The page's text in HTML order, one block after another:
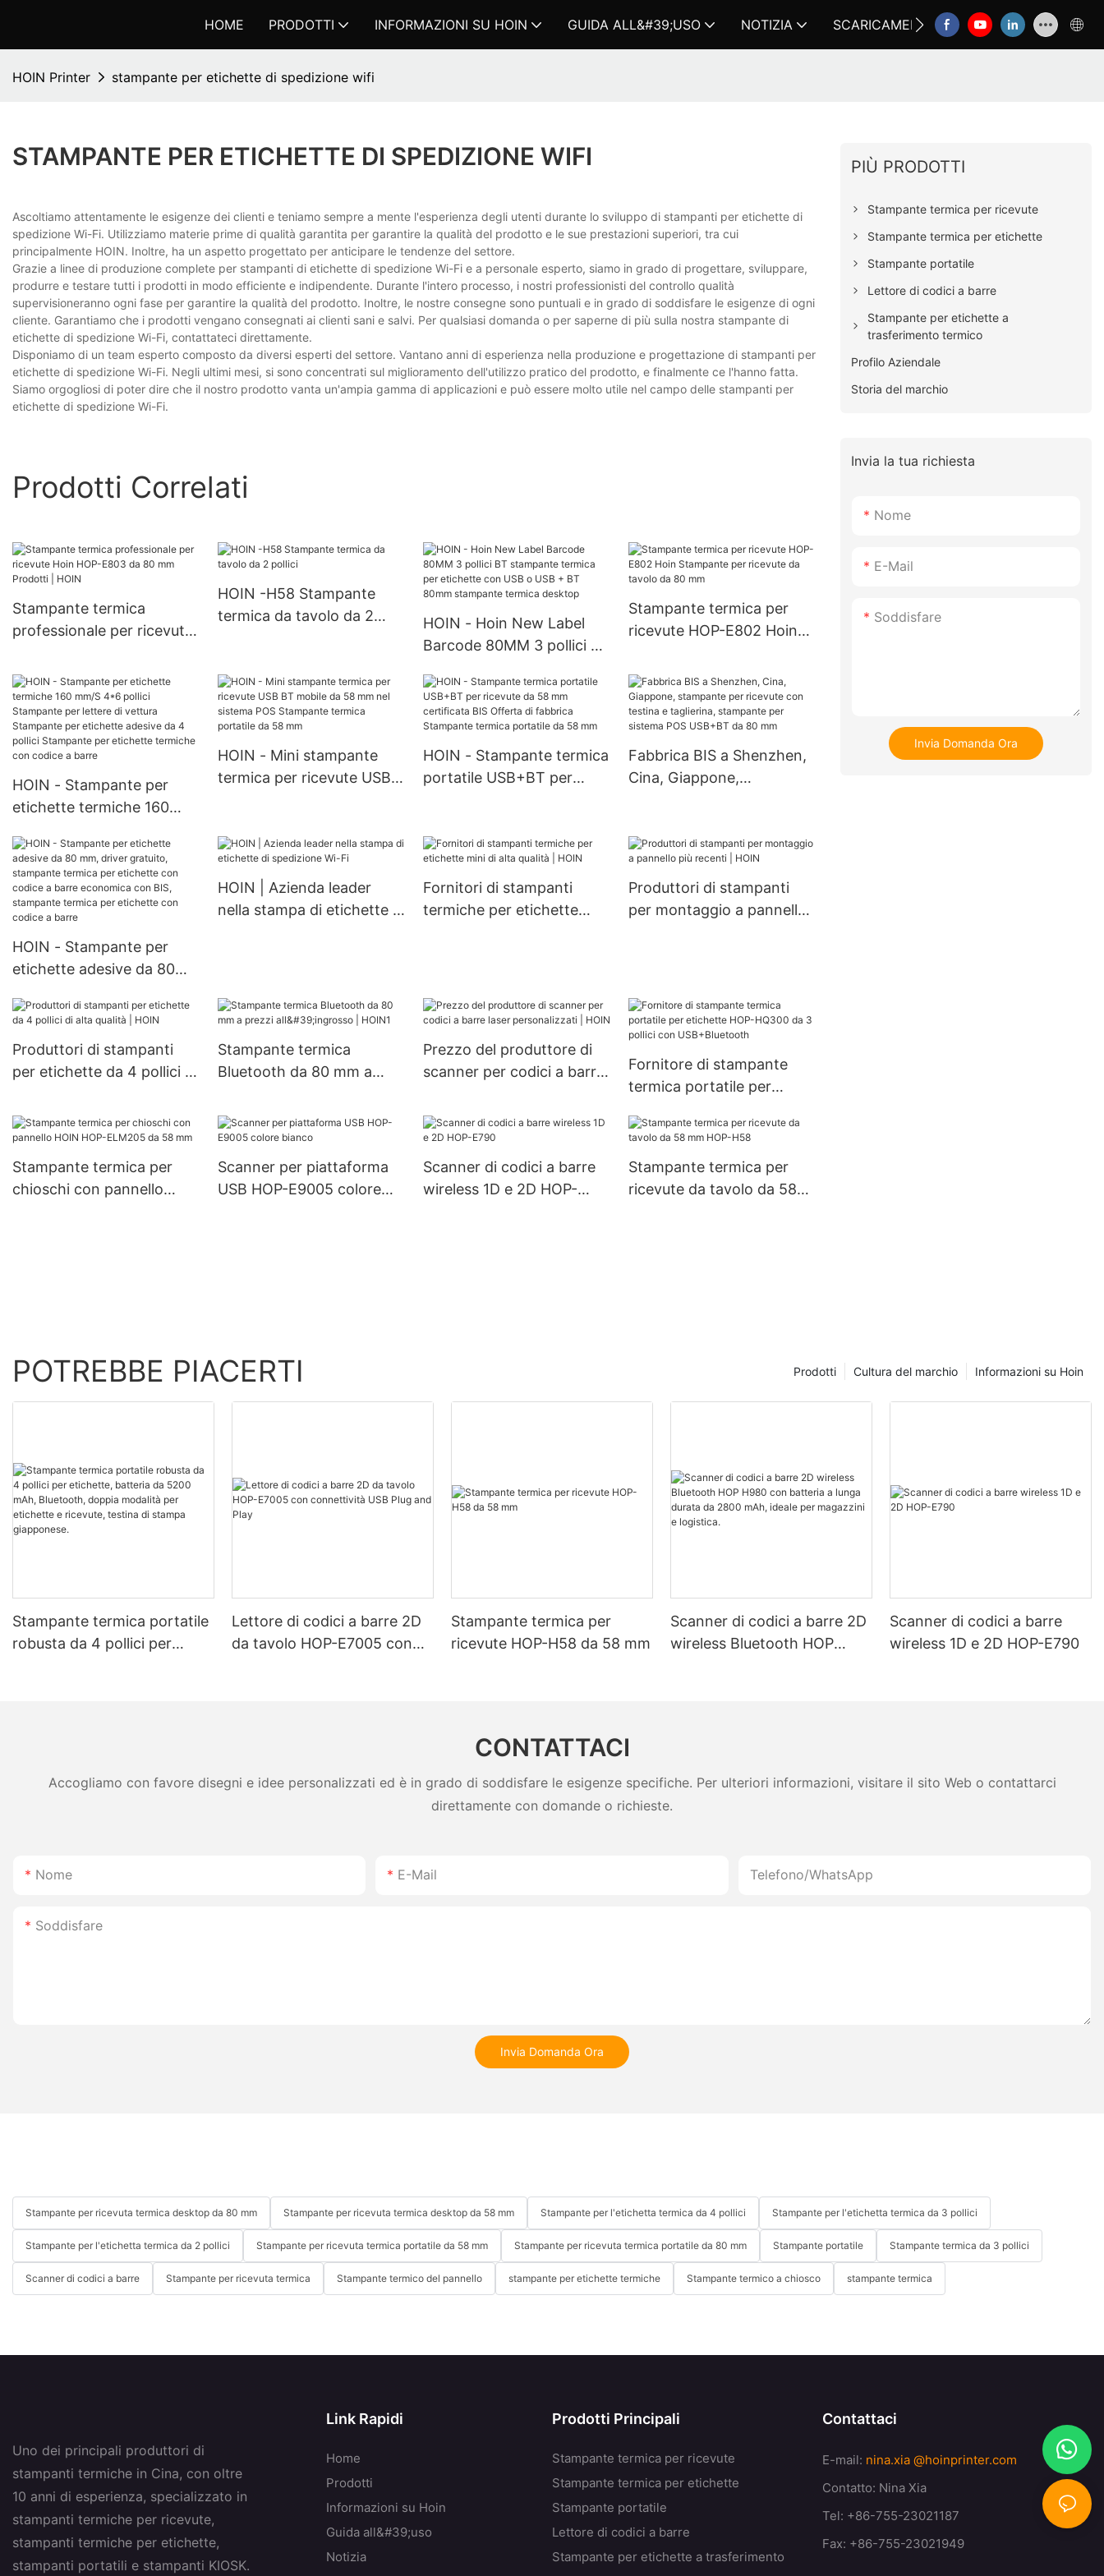
HOME PRODOTTI INFORMAZIONI SU HOIN GUIDA ALL&#39;USO NOTIZIA SCARICAMENTO CONTATTACI
HOIN Printer stampante per etichette di spedizione wifi
STAMPANTE PER ETICHETTE DI SPEDIZIONE WIFI
Ascoltiamo attentamente le esigenze dei clienti e teniamo sempre a mente l'esperienza degli utenti durante lo sviluppo di stampanti per etichette di
spedizione Wi-Fi. Utilizziamo materie prime di qualità garantita per garantire la qualità del prodotto e le sue prestazioni superiori, tra cui
principalmente HOIN. Inoltre, ha un aspetto progettato per anticipare le tendenze del settore.
Grazie a linee di produzione complete per stampanti di etichette di spedizione Wi-Fi e a personale esperto, siamo in grado di progettare, sviluppare,
produrre e testare tutti i prodotti in modo efficiente e indipendente. Durante l'intero processo, i nostri professionisti del controllo qualità
supervisioneranno ogni fase per garantire la qualità del prodotto. Inoltre, le nostre consegne sono puntuali e in grado di soddisfare le esigenze di ogni
cliente. Garantiamo che i prodotti vengano consegnati ai clienti sani e salvi. Per qualsiasi domanda o per saperne di più sulla nostra stampante di
etichette di spedizione Wi-Fi, contattateci direttamente.
Disponiamo di un team esperto composto da diversi esperti del settore. Vantano anni di esperienza nella produzione e progettazione di stampanti per
etichette di spedizione Wi-Fi. Negli ultimi mesi, si sono concentrati sul miglioramento dell'utilizzo pratico del prodotto, e finalmente ce l'hanno fatta.
Siamo orgogliosi di poter dire che il nostro prodotto vanta un'ampia gamma di applicazioni e può essere molto utile nel campo delle stampanti per
etichette di spedizione Wi-Fi.
Prodotti Correlati
Stampante termica
professionale per ricevute
Prodotti | HOIN
HOIN -H58 Stampante
termica da tavolo da 2
HOIN - Hoin New Label
Barcode 80MM 3 pollici BT
etichette con USB o USB +
BT 80mm stampante
termica desktop
Stampante termica per
ricevute HOP-E802 Hoin
tavolo da 80 mm
HOIN - Stampante per
etichette termiche 160
Stampante per lettere di
vettura Stampante per
etichette adesive da 4
pollici Stampante per
etichette termiche con
codice a barre
HOIN - Mini stampante
termica per ricevute USB
termica portatile da 58
mm
HOIN - Stampante termica
portatile USB+BT per
fabbrica Stampante
termica portatile da 58
mm
Fabbrica BIS a Shenzhen,
Cina, Giappone,
stampante per sistema
POS USB+BT da 80 mm
HOIN - Stampante per
etichette adesive da 80
stampante termica per
barre economica con BIS,
stampante termica per
barre
HOIN | Azienda leader
nella stampa di etichette di
Fornitori di stampanti
termiche per etichette
Produttori di stampanti
per montaggio a pannello
Produttori di stampanti
per etichette da 4 pollici di
Stampante termica
Bluetooth da 80 mm a
Prezzo del produttore di
scanner per codici a barre
Fornitore di stampante
termica portatile per
pollici con USB+Bluetooth
Stampante termica per
chioschi con pannello
Scanner per piattaforma
USB HOP-E9005 colore
Scanner di codici a barre
wireless 1D e 2D HOP-
Stampante termica per
ricevute da tavolo da 58
PIÙ PRODOTTI
Stampante termica per ricevute
Stampante termica per etichette
Stampante portatile
Lettore di codici a barre
Stampante per etichette a
trasferimento termico
Profilo Aziendale
Storia del marchio
Invia la tua richiesta
Nome
E-Mail
Soddisfare
Invia Domanda Ora
POTREBBE PIACERTI Informazioni su Hoin
Cultura del marchio
Prodotti
Stampante termica portatile
robusta da 4 pollici per
Lettore di codici a barre 2D
da tavolo HOP-E7005 con
Stampante termica per
ricevute HOP-H58 da 58 mm
Scanner di codici a barre 2D
wireless Bluetooth HOP
Scanner di codici a barre
wireless 1D e 2D HOP-E790
CONTATTACI
Accogliamo con favore disegni e idee personalizzati ed è in grado di soddisfare le esigenze specifiche. Per ulteriori informazioni, visitare il sito Web o contattarci
direttamente con domande o richieste.
Nome E-Mail Telefono/WhatsApp
Soddisfare
Invia Domanda Ora
Stampante per ricevuta termica desktop da 80 mm Stampante per ricevuta termica desktop da 58 mm Stampante per l'etichetta termica da 4 pollici Stampante per l'etichetta termica da 3 pollici
Stampante per l'etichetta termica da 2 pollici Stampante per ricevuta termica portatile da 58 mm Stampante per ricevuta termica portatile da 80 mm Stampante portatile Stampante termica da 3 pollici
Scanner di codici a barre Stampante per ricevuta termica Stampante termico del pannello stampante per etichette termiche Stampante termico a chiosco stampante termica
Uno dei principali produttori di
stampanti termiche in Cina, con oltre
10 anni di esperienza, specializzato in
stampanti termiche per ricevute,
stampanti termiche per etichette,
stampanti portatili e stampanti KIOSK.
Link Rapidi
Home
Prodotti
Informazioni su Hoin
Guida all&#39;uso
Notizia
Prodotti Principali
Stampante termica per ricevute
Stampante termica per etichette
Stampante portatile
Lettore di codici a barre
Stampante per etichette a trasferimento
Contattaci
E-mail: nina.xia @hoinprinter.com
Contatto: Nina Xia
Tel: +86-755-23021187
Fax: +86-755-23021949